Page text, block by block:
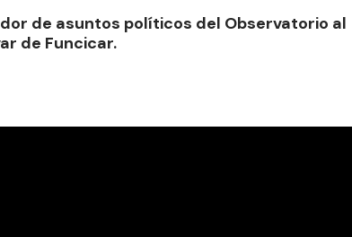
de asuntos políticos del Observatorio al
de Funcicar.